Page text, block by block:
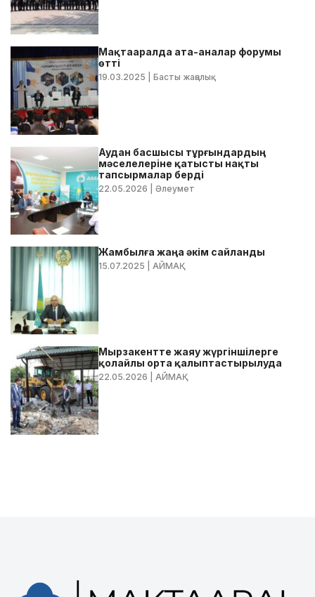
Мақтааралда ата-аналар форумы
өтті
19.03.2025 | Басты жаңалық
Аудан басшысы тұрғындардың
мәселелеріне қатысты нақты
тапсырмалар берді
22.05.2026 | Әлеумет
Жамбылға жаңа әкім сайланды
15.07.2025 | АЙМАҚ
Мырзакентте жаяу жүргіншілерге
қолайлы орта қалыптастырылуда
22.05.2026 | АЙМАҚ